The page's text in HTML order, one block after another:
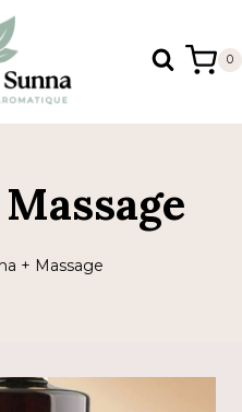
0
+ Massage